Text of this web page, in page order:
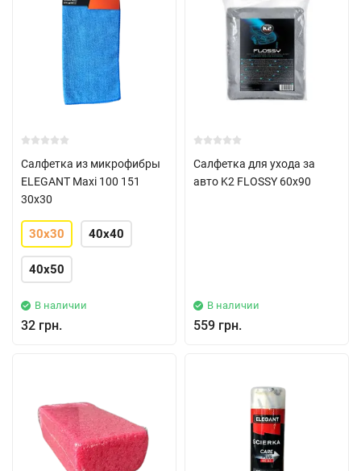
Салфетка из микрофибры
ELEGANT Maxi 100 151
30x30
30x30 40x40
40x50
В наличии
32 грн.
Салфетка для ухода за
авто K2 FLOSSY 60х90
В наличии
559 грн.